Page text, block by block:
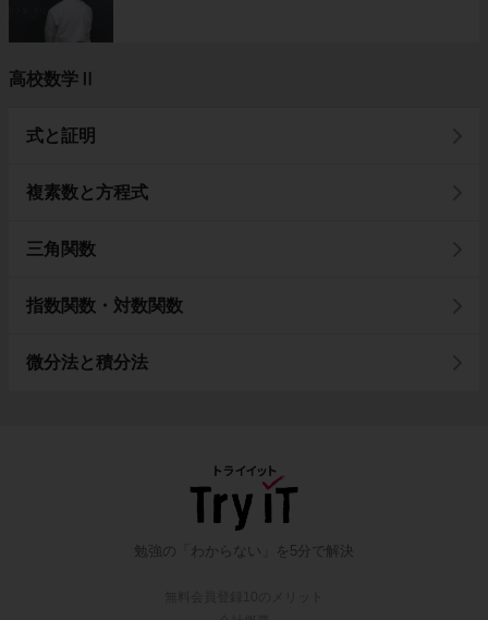
高校数学Ⅱ
式と証明
複素数と方程式
三角関数
指数関数・対数関数
微分法と積分法
勉強の「わからない」を5分で解決